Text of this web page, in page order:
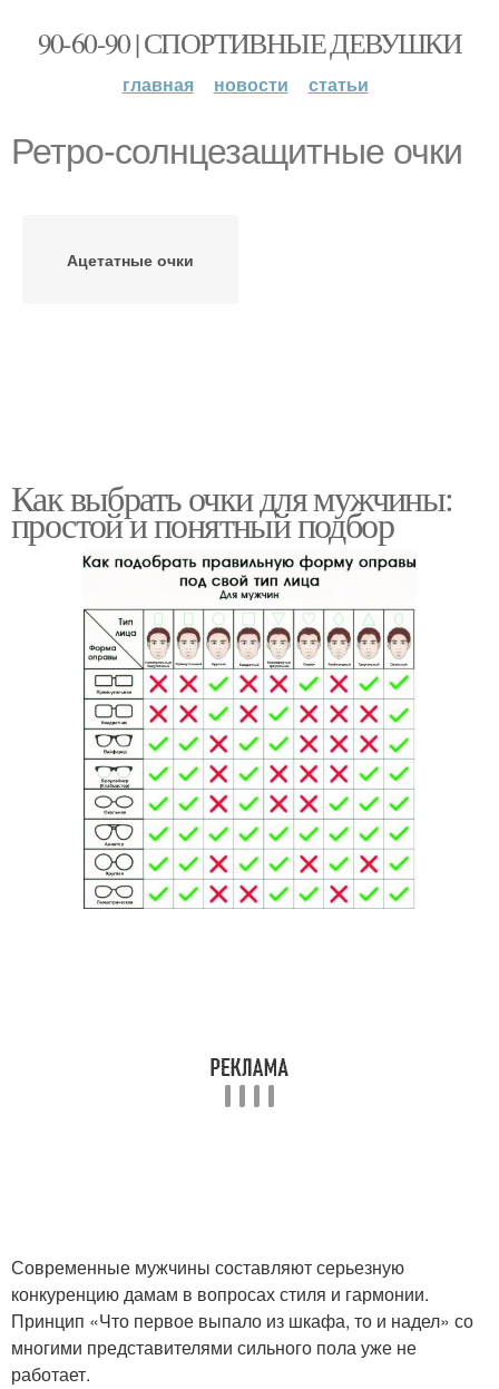
90-60-90 | СПОРТИВНЫЕ ДЕВУШКИ
главная новости статьи
Ретро-солнцезащитные очки
Ацетатные очки
Как выбрать очки для мужчины:
простой и понятный подбор
Современные мужчины составляют серьезную
конкуренцию дамам в вопросах стиля и гармонии.
Принцип «Что первое выпало из шкафа, то и надел» со
многими представителями сильного пола уже не
работает.